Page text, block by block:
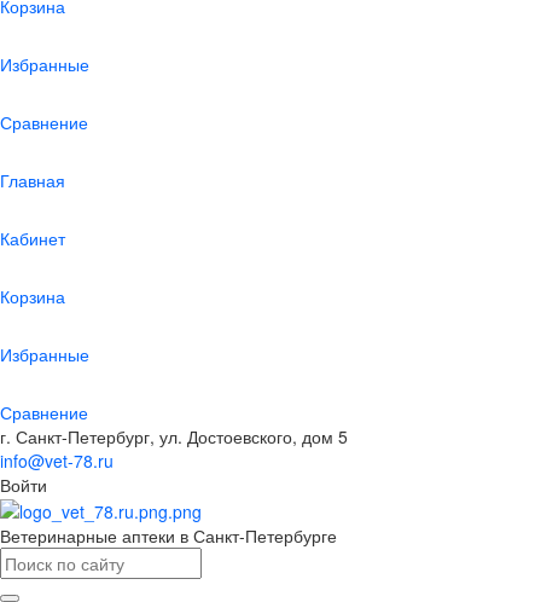
Корзина
Избранные
Сравнение
Главная
Кабинет
Корзина
Избранные
Сравнение
г. Санкт-Петербург, ул. Достоевского, дом 5
info@vet-78.ru
Войти
Ветеринарные аптеки в Санкт-Петербурге